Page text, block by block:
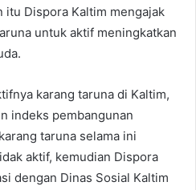
itu Dispora Kaltim mengajak
untuk aktif meningkatkan
karang taruna di Kaltim,
indeks pembangunan
taruna selama ini
aktif, kemudian Dispora
dengan Dinas Sosial Kaltim